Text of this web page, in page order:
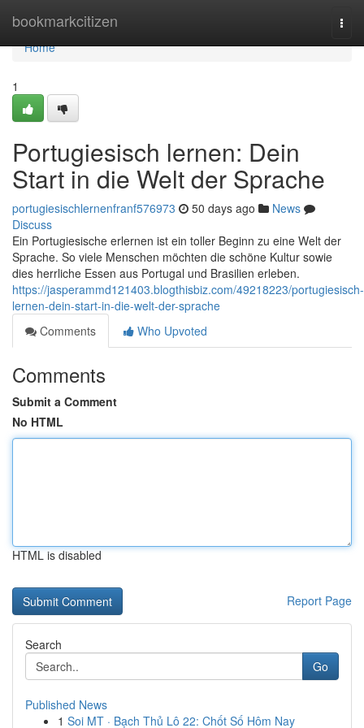
bookmarkcitizen
Home
Home
1
Portugiesisch lernen: Dein
Start in die Welt der Sprache
portugiesischlernenfranf576973 50 days ago
News
Discuss
Ein Portugiesische erlernen ist ein toller Beginn zu eine Welt der
Sprache. So viele Menschen möchten die schöne Kultur sowie
dies herrliche Essen aus Portugal und Brasilien erleben.
https://jasperammd121403.blogthisbiz.com/49218223/portugiesisch-
lernen-dein-start-in-die-welt-der-sprache
Comments
Who Upvoted
Comments
Submit a Comment
No HTML
HTML is disabled
Report Page
Search
Go
Published News
1 Soi MT · Bạch Thủ Lô 22: Chốt Số Hôm Nay